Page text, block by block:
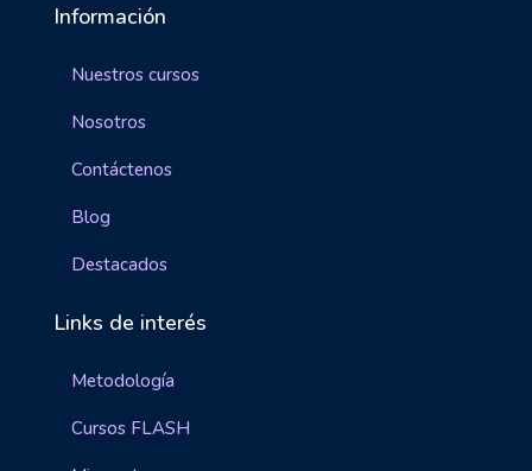
Información
Nuestros cursos
Nosotros
Contáctenos
Blog
Destacados
Links de interés
Metodología
Cursos FLASH